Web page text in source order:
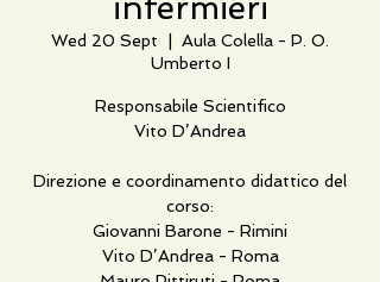
Wed 20 Sept
Aula Colella - P. O.
Umberto I
Responsabile Scientifico
Vito D’Andrea
Direzione e coordinamento didattico del
corso:
Giovanni Barone - Rimini
Vito D’Andrea - Roma